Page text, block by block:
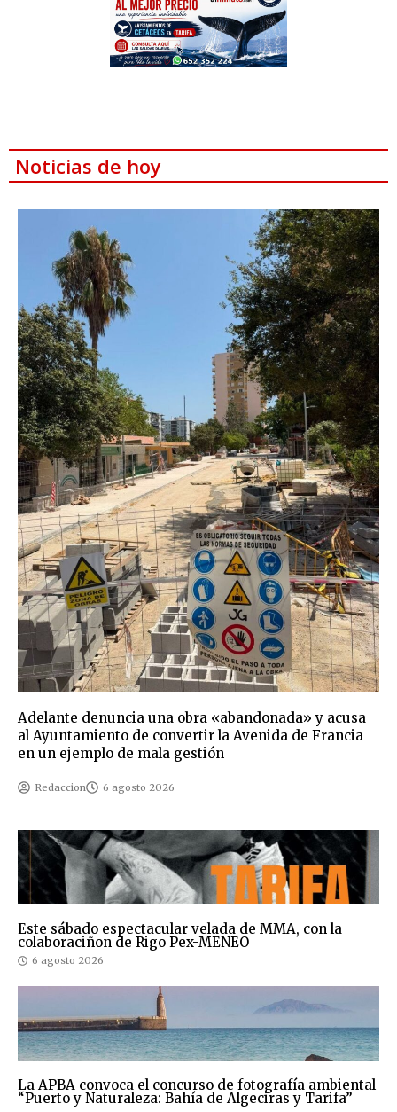
Noticias de hoy
Adelante denuncia una obra «abandonada» y acusa
al Ayuntamiento de convertir la Avenida de Francia
en un ejemplo de mala gestión
Redaccion 6 agosto 2026
Este sábado espectacular velada de MMA, con la
colaboraciñon de Rigo Pex-MENEO
6 agosto 2026
La APBA convoca el concurso de fotografía ambiental
“Puerto y Naturaleza: Bahía de Algeciras y Tarifa”